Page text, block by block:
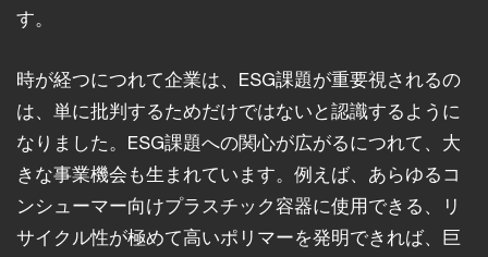
す。
時が経つにつれて企業は、ESG課題が重要視されるの
は、単に批判するためだけではないと認識するように
なりました。ESG課題への関心が広がるにつれて、大
きな事業機会も生まれています。例えば、あらゆるコ
ンシューマー向けプラスチック容器に使用できる、リ
サイクル性が極めて高いポリマーを発明できれば、巨